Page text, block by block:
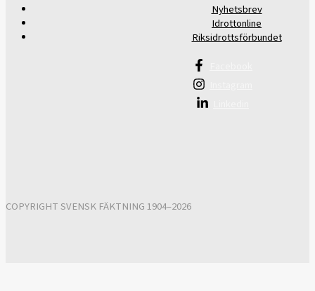
Nyhetsbrev
Idrottonline
Riksidrottsförbundet
COPYRIGHT SVENSK FÄKTNING 1904–2026